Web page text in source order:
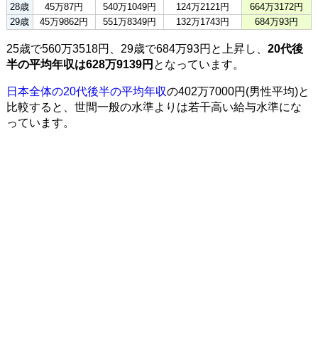
28歳
45万87円 540万1049円 124万2121円
664万3172円
29歳
45万9862円 551万8349円 132万1743円 684万93円
25歳で560万3518円、29歳で684万93円と上昇し、 20代後
半の平均年収は628万9139円 となっています。
日本全体の20代後半の平均年収の402万7000円(男性平均)と
比較すると、世間一般の水準よりは若干高い給与水準にな
っています。